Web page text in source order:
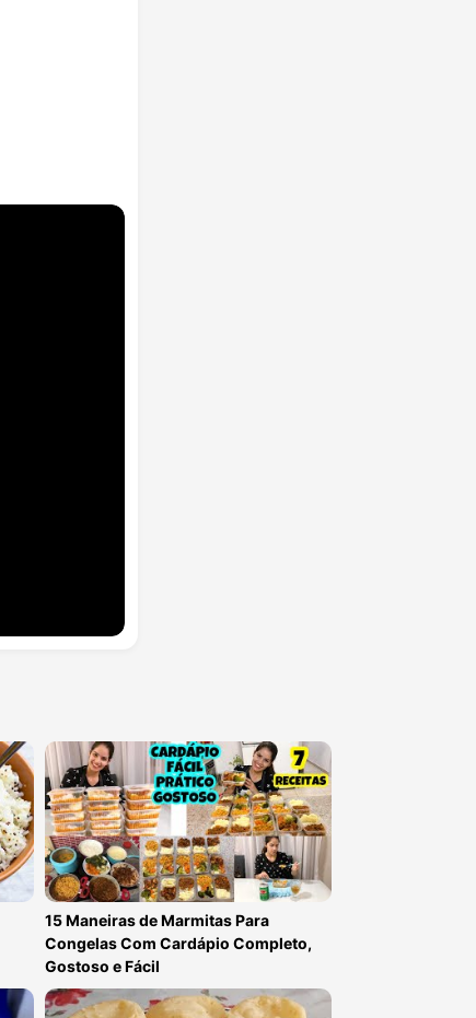
15 Maneiras de Marmitas Para
Congelas Com Cardápio Completo,
Gostoso e Fácil